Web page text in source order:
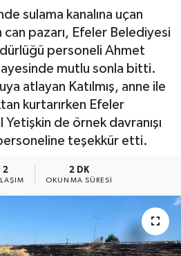
sulama kanalına uçan
pazarı, Efeler Belediyesi
personeli Ahmet
mutlu sonla bitti.
atlayan Katılmış, anne ile
kurtarırken Efeler
Yetişkin de örnek davranışı
teşekkür etti.
2 2 DK
OKUNMA SÜRESI